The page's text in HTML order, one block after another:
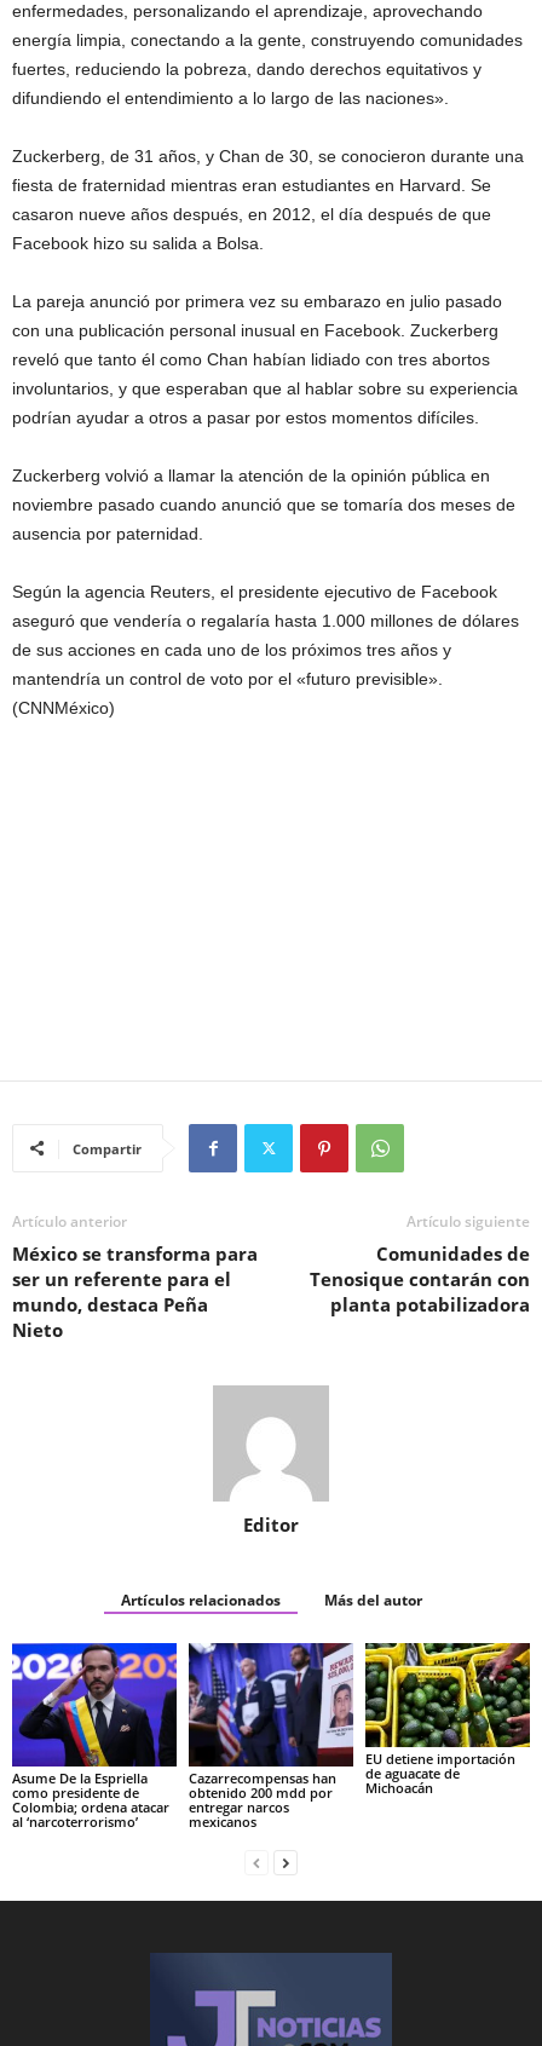
enfermedades, personalizando el aprendizaje, aprovechando
energía limpia, conectando a la gente, construyendo comunidades
fuertes, reduciendo la pobreza, dando derechos equitativos y
difundiendo el entendimiento a lo largo de las naciones».
Zuckerberg, de 31 años, y Chan de 30, se conocieron durante una
fiesta de fraternidad mientras eran estudiantes en Harvard. Se
casaron nueve años después, en 2012, el día después de que
Facebook hizo su salida a Bolsa.
La pareja anunció por primera vez su embarazo en julio pasado
con una publicación personal inusual en Facebook. Zuckerberg
reveló que tanto él como Chan habían lidiado con tres abortos
involuntarios, y que esperaban que al hablar sobre su experiencia
podrían ayudar a otros a pasar por estos momentos difíciles.
Zuckerberg volvió a llamar la atención de la opinión pública en
noviembre pasado cuando anunció que se tomaría dos meses de
ausencia por paternidad.
Según la agencia Reuters, el presidente ejecutivo de Facebook
aseguró que vendería o regalaría hasta 1.000 millones de dólares
de sus acciones en cada uno de los próximos tres años y
mantendría un control de voto por el «futuro previsible».
(CNNMéxico)
Compartir
Artículo anterior
México se transforma para
ser un referente para el
mundo, destaca Peña
Nieto
Artículo siguiente
Comunidades de
Tenosique contarán con
planta potabilizadora
Editor
Artículos relacionados Más del autor
Asume De la Espriella
como presidente de
Colombia; ordena atacar
al ‘narcoterrorismo’
Cazarrecompensas han
obtenido 200 mdd por
entregar narcos
mexicanos
EU detiene importación
de aguacate de
Michoacán